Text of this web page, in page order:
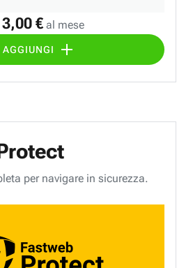
€ al mese
AGGIUNGI
per navigare in sicurezza.